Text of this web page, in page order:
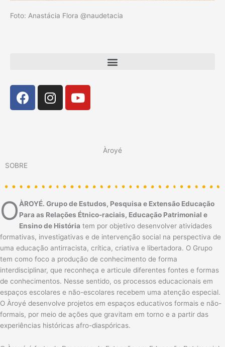
Foto: Anastácia Flora @naudetacia
Menu
Facebook
Instagram
Youtube
Àroyé
SOBRE
OÀROYÉ. Grupo de Estudos, Pesquisa e Extensão Educação
Para as Relações Étnico-raciais, Educação Patrimonial e
Ensino de História tem por objetivo desenvolver atividades
formativas, investigativas e de intervenção social na perspectiva de
uma educação antirracista, crítica, criativa e libertadora. O Grupo
tem como foco a produção de conhecimento de forma
interdisciplinar, que reconheça e articule diferentes fontes e formas
de conhecimentos. Nesse sentido, os processos educacionais em
espaços escolares e não-escolares recebem uma atenção especial.
O Àroyé desenvolve projetos em espaços educativos formais e não-
formais, por meio de ações que gravitam em torno e a partir das
experiências históricas afro-diaspóricas.